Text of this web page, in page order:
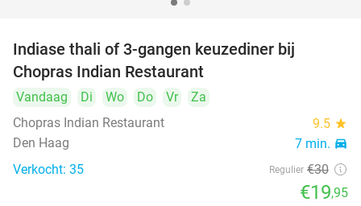
Indiase thali of 3-gangen keuzediner bij
Chopras Indian Restaurant
Vandaag Di Wo Do Vr
Za
Chopras Indian Restaurant
9.5 star
Den Haag 7 min. directions_car
Verkocht: 35 Regulier €30
€19,95